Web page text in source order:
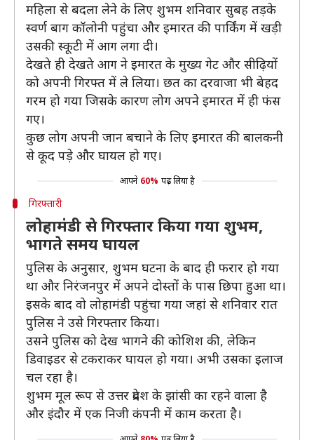
महिला से बदला लेने के लिए शुभम शनिवार सुबह तड़के
स्वर्ण बाग कॉलोनी पहुंचा और इमारत की पार्किंग में खड़ी
उसकी स्कूटी में आग लगा दी।
देखते ही देखते आग ने इमारत के मुख्य गेट और सीढ़ियों
को अपनी गिरफ्त में ले लिया। छत का दरवाजा भी बेहद
गरम हो गया जिसके कारण लोग अपने इमारत में ही फंस
गए।
कुछ लोग अपनी जान बचाने के लिए इमारत की बालकनी
से कूद पड़े और घायल हो गए।
आपने 60% पढ़ लिया है
गिरफ्तारी
लोहामंडी से गिरफ्तार किया गया शुभम,
भागते समय घायल
पुलिस के अनुसार, शुभम घटना के बाद ही फरार हो गया
था और निरंजनपुर में अपने दोस्तों के पास छिपा हुआ था।
इसके बाद वो लोहामंडी पहुंचा गया जहां से शनिवार रात
पुलिस ने उसे गिरफ्तार किया।
उसने पुलिस को देख भागने की कोशिश की, लेकिन
डिवाइडर से टकराकर घायल हो गया। अभी उसका इलाज
चल रहा है।
शुभम मूल रूप से उत्तर प्रदेश के झांसी का रहने वाला है
और इंदौर में एक निजी कंपनी में काम करता है।